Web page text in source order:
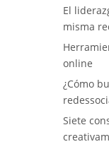
El
misma
online
¿Cómo
Siete